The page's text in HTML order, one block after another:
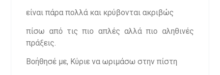
είναι πάρα πολλά και κρύβονται ακριβώς
πίσω από τις πιο απλές αλλά πιο αληθινές
πράξεις.
Βοήθησέ με, Κύριε να ωριμάσω στην πίστη